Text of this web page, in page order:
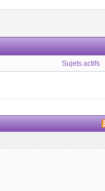
Sujets actifs